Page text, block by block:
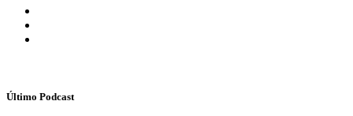
Último Podcast